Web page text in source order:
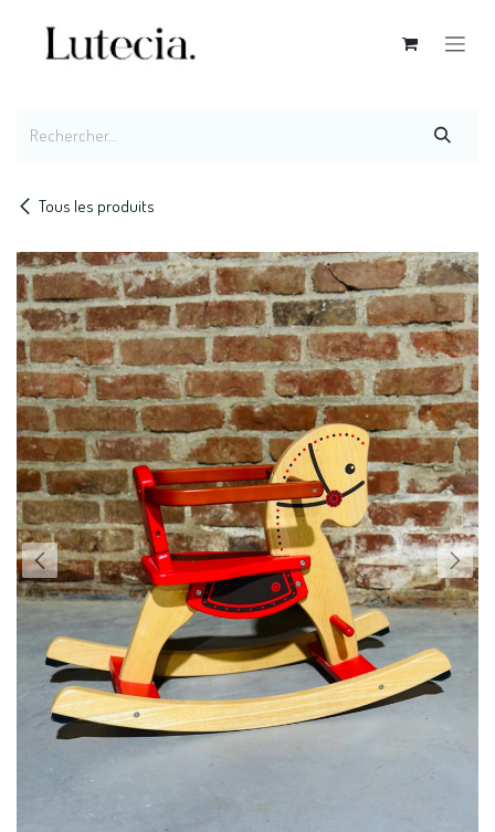
Tous les produits